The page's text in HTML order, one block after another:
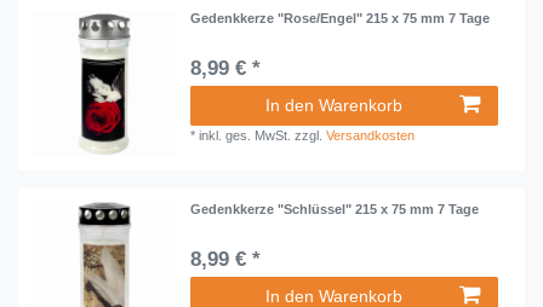
Gedenkkerze "Rose/Engel" 215 x 75 mm 7 Tage
8,99 € *
In den Warenkorb
*inkl. ges. MwSt. zzgl.Versandkosten
Gedenkkerze "Schlüssel" 215 x 75 mm 7 Tage
8,99 € *
In den Warenkorb